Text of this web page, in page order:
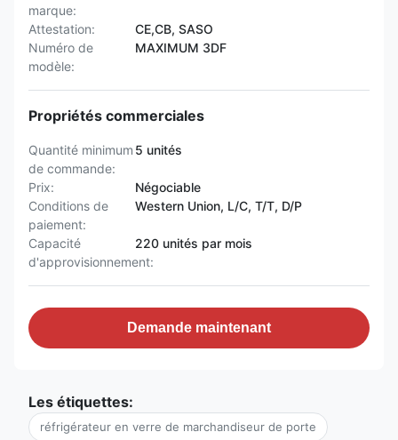
marque:
Attestation:
CE,CB, SASO
Numéro de
modèle:
MAXIMUM 3DF
Propriétés commerciales
Quantité minimum
de commande:
5 unités
Prix:
Négociable
Conditions de
paiement:
Western Union, L/C, T/T, D/P
Capacité
d'approvisionnement:
220 unités par mois
Demande maintenant
Les étiquettes:
réfrigérateur en verre de marchandiseur de porte